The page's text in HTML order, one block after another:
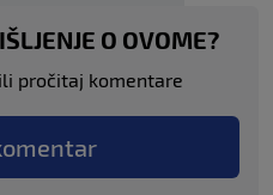
O OVOME?
pročitaj komentare